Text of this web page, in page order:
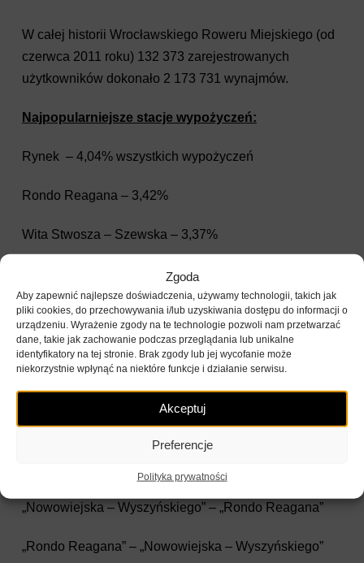
Zgoda
Aby zapewnić najlepsze doświadczenia, używamy technologii, takich jak
pliki cookies, do przechowywania i/lub uzyskiwania dostępu do informacji o
urządzeniu. Wyrażenie zgody na te technologie pozwoli nam przetwarzać
dane, takie jak zachowanie podczas przeglądania lub unikalne
identyfikatory na tej stronie. Brak zgody lub jej wycofanie może
niekorzystnie wpłynąć na niektóre funkcje i działanie serwisu.
Akceptuj
Preferencje
Polityka prywatności
W całej historii Wrocławskiego Roweru Miejskiego (od
czerwca 2011 roku) 132 373 zarejestrowanych
użytkowników dokonało 2 173 731 wynajmów.
Najpopularniejsze stacje wypożyczeń:
Rynek – 4,04% wszystkich wypożyczeń
Rondo Reagana – 3,42%
Wita Stwosza – Szewska – 3,37%
Najpopularniejsze stacje zwrotów:
Rynek – 4,62%
Wita Stwosza – Szewska – 3,59%
Rondo Reagana – 3,49%
Najpopularniejsze trasy:
„Nowowiejska – Wyszyńskiego” – „Rondo Reagana”
„Rondo Reagana” – „Nowowiejska – Wyszyńskiego”